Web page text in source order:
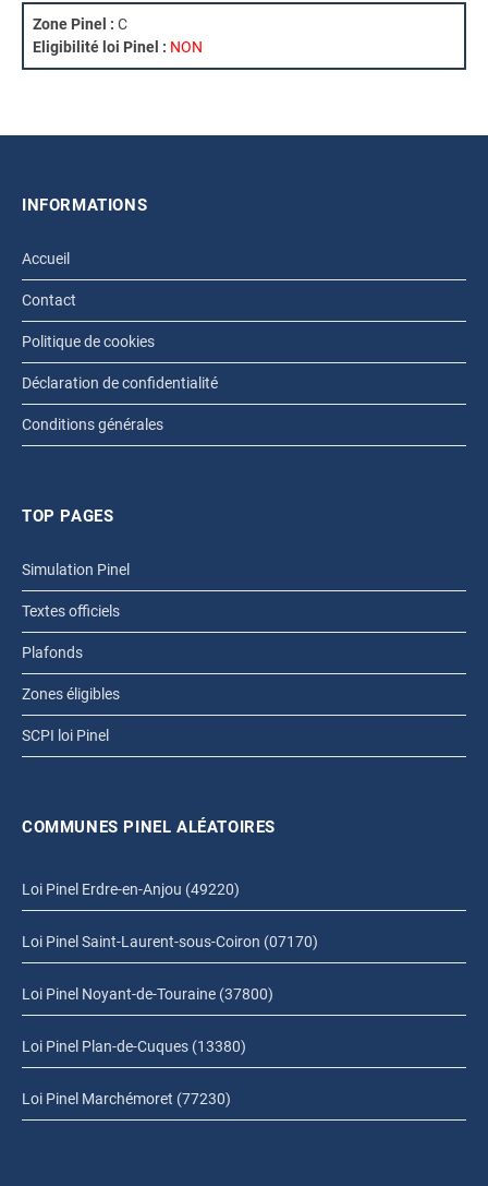
Zone Pinel : C
Eligibilité loi Pinel : NON
INFORMATIONS
Accueil
Contact
Politique de cookies
Déclaration de confidentialité
Conditions générales
TOP PAGES
Simulation Pinel
Textes officiels
Plafonds
Zones éligibles
SCPI loi Pinel
COMMUNES PINEL ALÉATOIRES
Loi Pinel Erdre-en-Anjou (49220)
Loi Pinel Saint-Laurent-sous-Coiron (07170)
Loi Pinel Noyant-de-Touraine (37800)
Loi Pinel Plan-de-Cuques (13380)
Loi Pinel Marchémoret (77230)